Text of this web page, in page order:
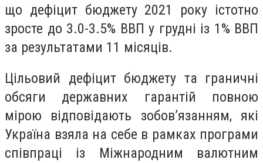
що дефіцит бюджету 2021 року істотно
зросте до 3.0-3.5% ВВП у грудні із 1% ВВП
за результатами 11 місяців.
Цільовий дефіцит бюджету та граничні
обсяги державних гарантій повною
мірою відповідають зобов’язанням, які
Україна взяла на себе в рамках програми
співпраці із Міжнародним валютним